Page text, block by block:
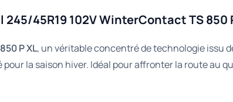
45R19 102V WinterContact TS 850
P XL, un véritable concentré de technologie issu
la saison hiver. Idéal pour affronter la route au